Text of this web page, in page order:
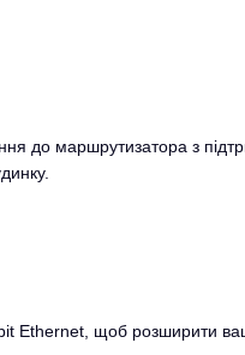
до маршрутизатора з
Ethernet, щоб розширити